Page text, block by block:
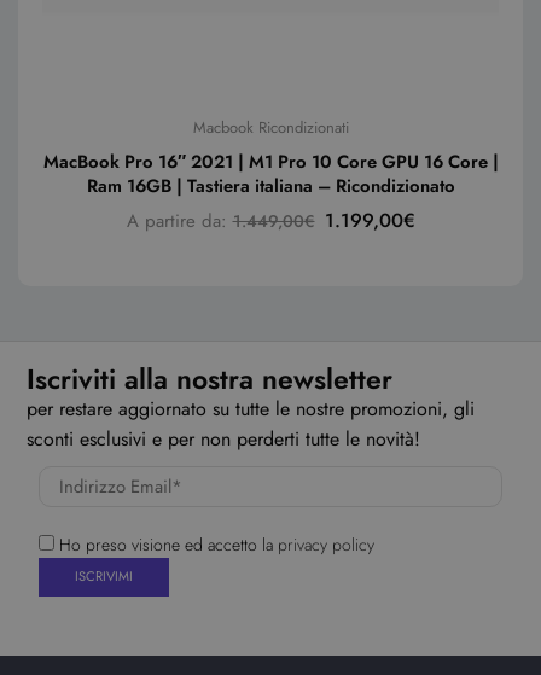
Macbook Ricondizionati
MacBook Pro 16″ 2021 | M1 Pro 10 Core GPU 16 Core |
Ram 16GB | Tastiera italiana – Ricondizionato
A partire da:1.449,00€ 1.199,00€
Iscriviti alla nostra newsletter
per restare aggiornato su tutte le nostre promozioni, gli
sconti esclusivi e per non perderti tutte le novità!
Ho preso visione ed accetto la privacy policy